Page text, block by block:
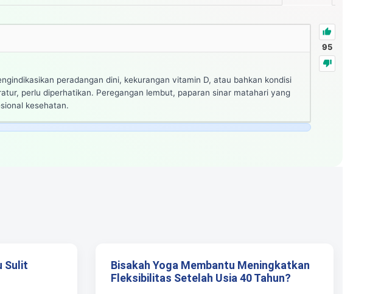
95
peradangan dini, kekurangan vitamin D, atau bahkan kondisi
perlu diperhatikan. Peregangan lembut, paparan sinar matahari yang
kesehatan.
Sulit
Bisakah Yoga Membantu Meningkatkan
Fleksibilitas Setelah Usia 40 Tahun?